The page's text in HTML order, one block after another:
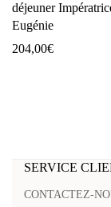
déjeuner
Eugénie
204,00€
SERVICE
CONTACTEZ-